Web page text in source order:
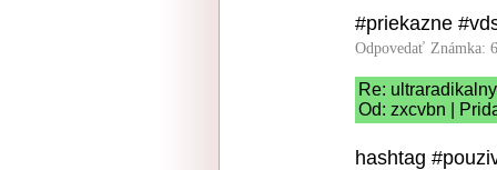
#priekazne
Odpovedať Známka:
Re:
Od: zxcvbn |
hashtag